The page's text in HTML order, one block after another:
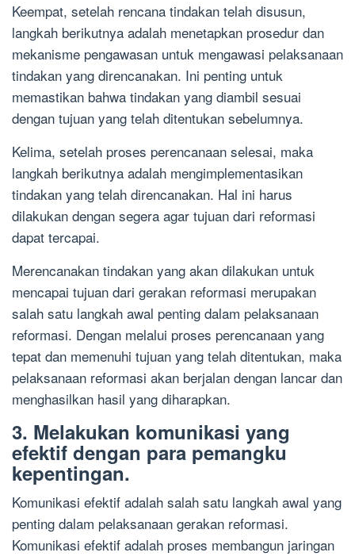
Keempat, setelah rencana tindakan telah disusun,
langkah berikutnya adalah menetapkan prosedur dan
mekanisme pengawasan untuk mengawasi pelaksanaan
tindakan yang direncanakan. Ini penting untuk
memastikan bahwa tindakan yang diambil sesuai
dengan tujuan yang telah ditentukan sebelumnya.
Kelima, setelah proses perencanaan selesai, maka
langkah berikutnya adalah mengimplementasikan
tindakan yang telah direncanakan. Hal ini harus
dilakukan dengan segera agar tujuan dari reformasi
dapat tercapai.
Merencanakan tindakan yang akan dilakukan untuk
mencapai tujuan dari gerakan reformasi merupakan
salah satu langkah awal penting dalam pelaksanaan
reformasi. Dengan melalui proses perencanaan yang
tepat dan memenuhi tujuan yang telah ditentukan, maka
pelaksanaan reformasi akan berjalan dengan lancar dan
menghasilkan hasil yang diharapkan.
3. Melakukan komunikasi yang
efektif dengan para pemangku
kepentingan.
Komunikasi efektif adalah salah satu langkah awal yang
penting dalam pelaksanaan gerakan reformasi.
Komunikasi efektif adalah proses membangun jaringan